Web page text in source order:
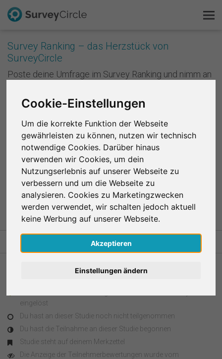
Cookie-Einstellungen
Um die korrekte Funktion der Webseite
gewährleisten zu können, nutzen wir technisch
notwendige Cookies. Darüber hinaus
verwenden wir Cookies, um dein
Nutzungserlebnis auf unserer Webseite zu
verbessern und um die Webseite zu
analysieren. Cookies zu Marketingzwecken
werden verwendet, wir schalten jedoch aktuell
keine Werbung auf unserer Webseite.
Akzeptieren
Einstellungen ändern
Survey Ranking – das Herzstück von
SurveyCircle
Poste deine Umfrage im Survey Ranking und nimm an
deiner Studie im Survey Ranking. Je besser deine
deiner Studie teil. Anders formuliert: Je mehr du
andere unterstützt, desto mehr Unterstützung
bekommst du zurück.
Registriere dich kostenlos, um bei SurveyCircle
Studienteilnehmer zu finden und spannende
Forschungsprojekte zu unterstützen.
Region 1 R 4
eingelöst
Du hast an dieser Studie noch nicht teilgenommen
Du hast die Teilnahme an dieser Studie begonnen
Studie steht auf deinem Merkzettel
Die Anzeige der Teilnehmerbewertungen wurde vom
Forschung entdecken
FAQ
Kostenlos registrieren
Anmelden
English
Nederlands